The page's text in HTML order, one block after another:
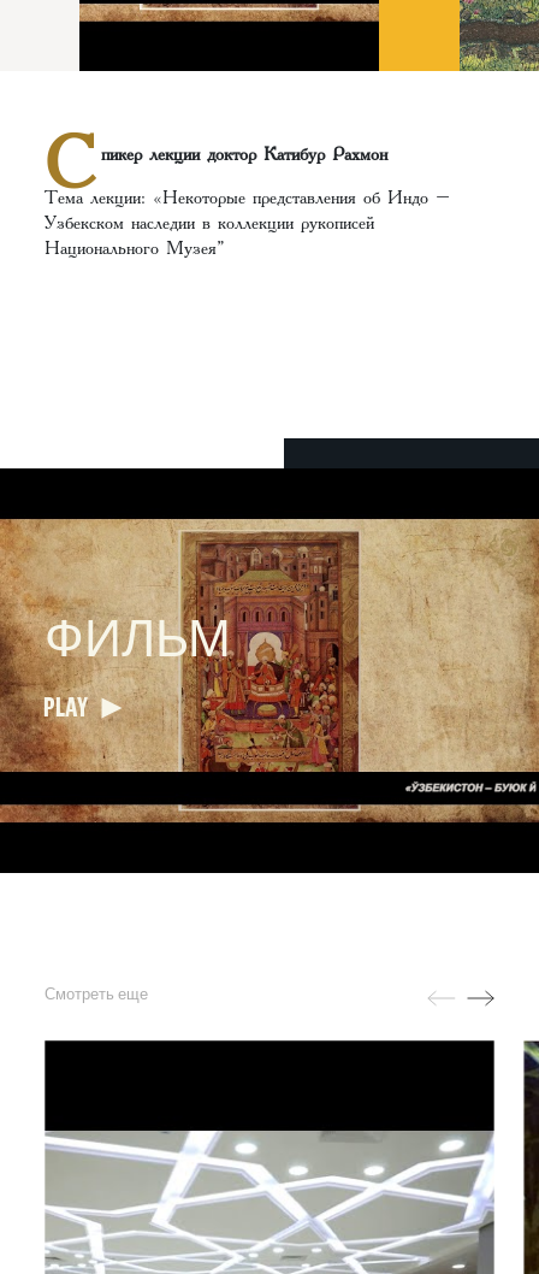
С пикер лекции доктор Катибур Рахмон
Тема лекции: «Некоторые представления об Индо –
Узбекском наследии в коллекции рукописей
Национального Музея”
ФИЛЬМ
PLAY
Смотреть еще